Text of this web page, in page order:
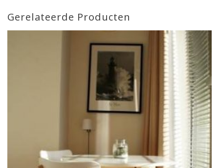
Gerelateerde Producten